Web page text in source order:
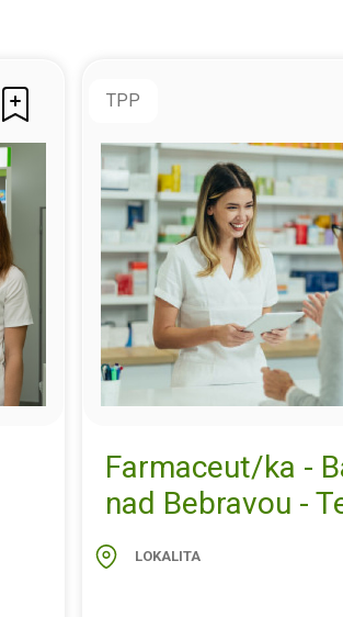
TPP
Farmaceut/ka -
nad Bebravou -
LOKALITA